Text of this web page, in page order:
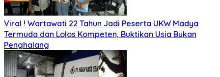
Viral ! Wartawati 22 Tahun Jadi Peserta UKW Madya
Termuda dan Lolos Kompeten, Buktikan Usia Bukan
Penghalang